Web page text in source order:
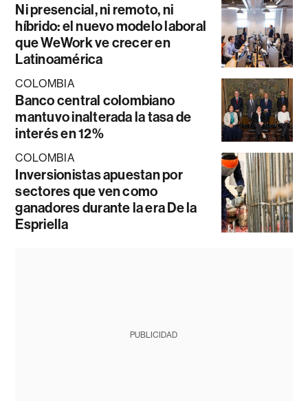
Ni presencial, ni remoto, ni
híbrido: el nuevo modelo laboral
que WeWork ve crecer en
Latinoamérica
COLOMBIA
Banco central colombiano
mantuvo inalterada la tasa de
interés en 12%
COLOMBIA
Inversionistas apuestan por
sectores que ven como
ganadores durante la era De la
Espriella
PUBLICIDAD